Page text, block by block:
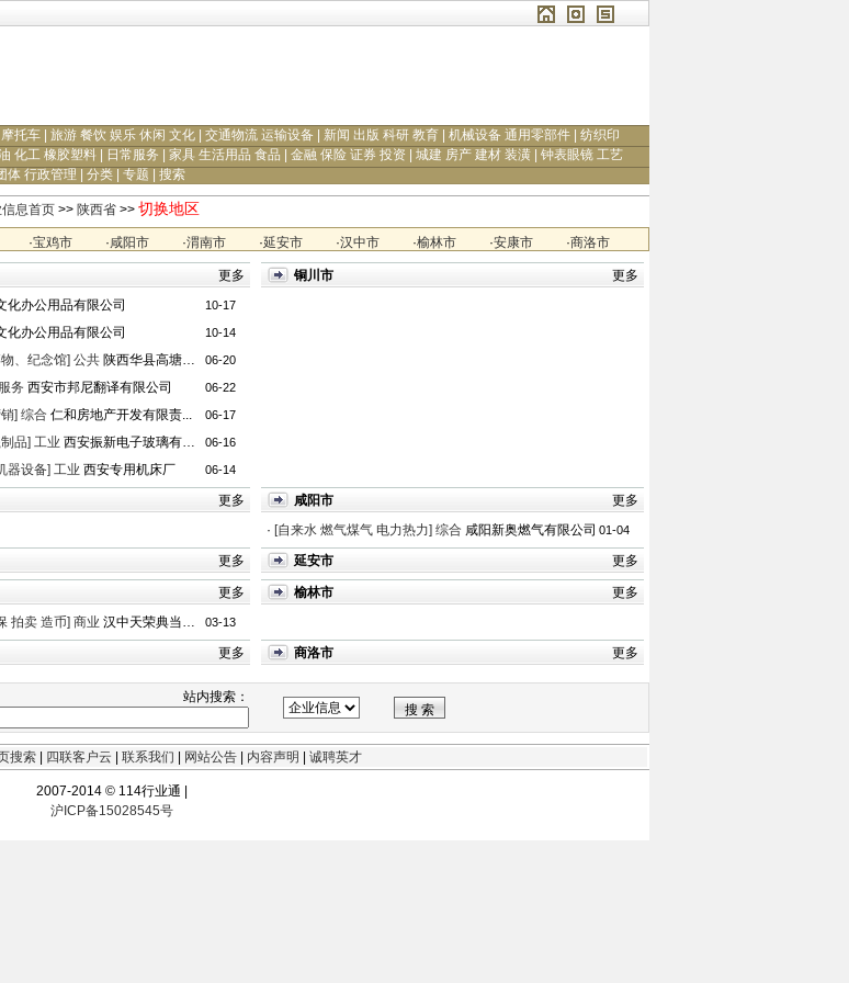
托车 旅游 餐饮 娱乐 休闲 文化 交通物流 运输设备 新闻 出版 科研 教育 机械设备 通用零部件
纺织印
化工 橡胶塑料 日常服务 家具 生活用品 食品 金融 保险 证券 投资 城建 房产 建材 装潢
钟表眼镜 工艺
体 行政管理 分类 专题 搜索
息首页 >> 陕西省 >> 切换地区
·宝鸡市 ·咸阳市 ·渭南市 ·延安市 ·汉中市 ·榆林市 ·安康市 ·商洛市
更多
10-17
化办公用品有限公司
10-14
化办公用品有限公司
06-20
、纪念馆] 公共 陕西华县高塘皮影艺术社
06-22
服务 西安市邦尼翻译有限公司
06-17
] 综合 仁和房地产开发有限责...
06-16
品] 工业 西安振新电子玻璃有限公司
06-14
器设备] 工业 西安专用机床厂
铜川市 更多
更多 咸阳市 更多
01-04
· [自来水 燃气煤气 电力热力] 综合 咸阳新奥燃气有限公司
更多 延安市 更多
更多
03-13
拍卖 造币] 商业 汉中天荣典当有限责任公司
榆林市 更多
更多 商洛市 更多
站内搜索：
搜索 四联客户云 联系我们 网站公告 内容声明 诚聘英才
2007-2014 © 114行业通 |
沪ICP备15028545号